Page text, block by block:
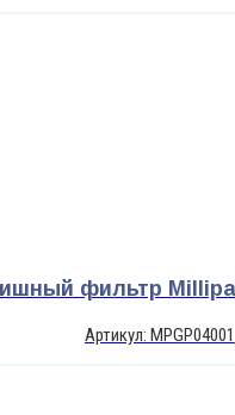
фильтр
Артикул: MPGP04001